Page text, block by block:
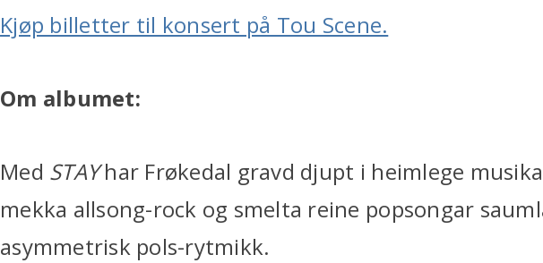
Kjøp billetter til konsert på Tou Scene.
Om albumet:
Med STAYhar Frøkedal gravd djupt i heimlege
mekka allsong-rock og smelta reine popsongar
asymmetrisk pols-rytmikk.